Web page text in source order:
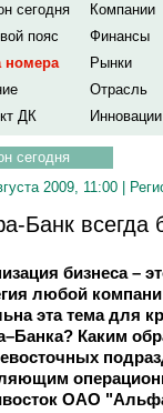
сегодня
Компании
пояс
Финансы
номера
Рынки
Отрасль
ДК
Инновации
сегодня
2009, 11:00 |
Банк всегда
бизнеса –
любой
эта тема для
Каким
ОАО